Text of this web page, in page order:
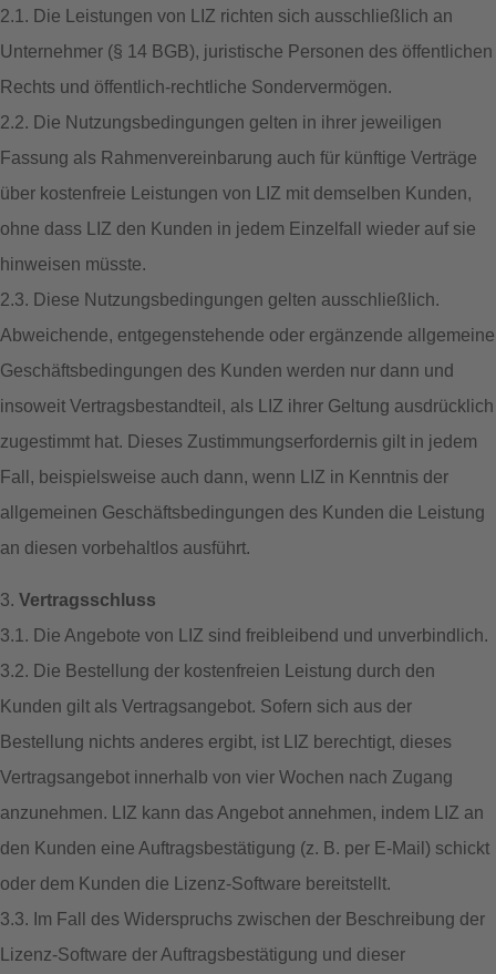
2.1. Die Leistungen von LIZ richten sich ausschließlich an
Unternehmer (§ 14 BGB), juristische Personen des öffentlichen
Rechts und öffentlich-rechtliche Sondervermögen.
2.2. Die Nutzungsbedingungen gelten in ihrer jeweiligen
Fassung als Rahmenvereinbarung auch für künftige Verträge
über kostenfreie Leistungen von LIZ mit demselben Kunden,
ohne dass LIZ den Kunden in jedem Einzelfall wieder auf sie
hinweisen müsste.
2.3. Diese Nutzungsbedingungen gelten ausschließlich.
Abweichende, entgegenstehende oder ergänzende allgemeine
Geschäftsbedingungen des Kunden werden nur dann und
insoweit Vertragsbestandteil, als LIZ ihrer Geltung ausdrücklich
zugestimmt hat. Dieses Zustimmungserfordernis gilt in jedem
Fall, beispielsweise auch dann, wenn LIZ in Kenntnis der
allgemeinen Geschäftsbedingungen des Kunden die Leistung
an diesen vorbehaltlos ausführt.
3. Vertragsschluss
3.1. Die Angebote von LIZ sind freibleibend und unverbindlich.
3.2. Die Bestellung der kostenfreien Leistung durch den
Kunden gilt als Vertragsangebot. Sofern sich aus der
Bestellung nichts anderes ergibt, ist LIZ berechtigt, dieses
Vertragsangebot innerhalb von vier Wochen nach Zugang
anzunehmen. LIZ kann das Angebot annehmen, indem LIZ an
den Kunden eine Auftragsbestätigung (z. B. per E-Mail) schickt
oder dem Kunden die Lizenz-Software bereitstellt.
3.3. Im Fall des Widerspruchs zwischen der Beschreibung der
Lizenz-Software der Auftragsbestätigung und dieser